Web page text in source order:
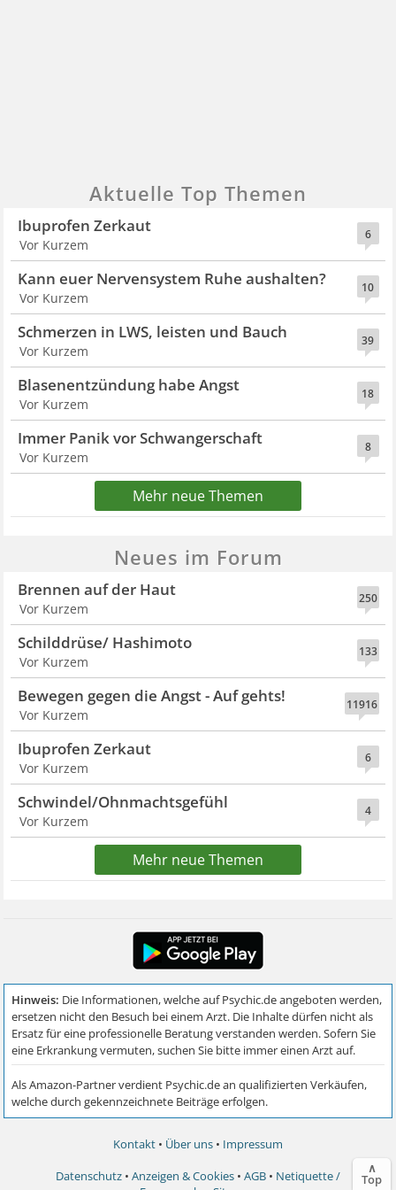
Aktuelle Top Themen
6
Ibuprofen Zerkaut
Vor Kurzem
10
Kann euer Nervensystem Ruhe aushalten?
Vor Kurzem
39
Schmerzen in LWS, leisten und Bauch
Vor Kurzem
18
Blasenentzündung habe Angst
Vor Kurzem
8
Immer Panik vor Schwangerschaft
Vor Kurzem
Mehr neue Themen
Neues im Forum
250
Brennen auf der Haut
Vor Kurzem
133
Schilddrüse/ Hashimoto
Vor Kurzem
11916
Bewegen gegen die Angst - Auf gehts!
Vor Kurzem
6
Ibuprofen Zerkaut
Vor Kurzem
4
Schwindel/Ohnmachtsgefühl
Vor Kurzem
Mehr neue Themen
Kontakt • Über uns • Impressum
Datenschutz • Anzeigen & Cookies • AGB • Netiquette /
∧
Top